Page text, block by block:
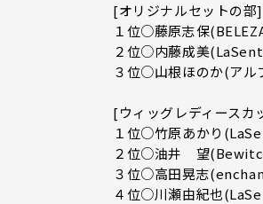
[オリジナルセットの部]
１位○藤原志保
２位○内藤成美
３位○山根ほのか(アル
[ウィッグレディースカ
１位○竹原あかり
２位○油井 望
３位○高田晃志
４位○川瀬由紀也